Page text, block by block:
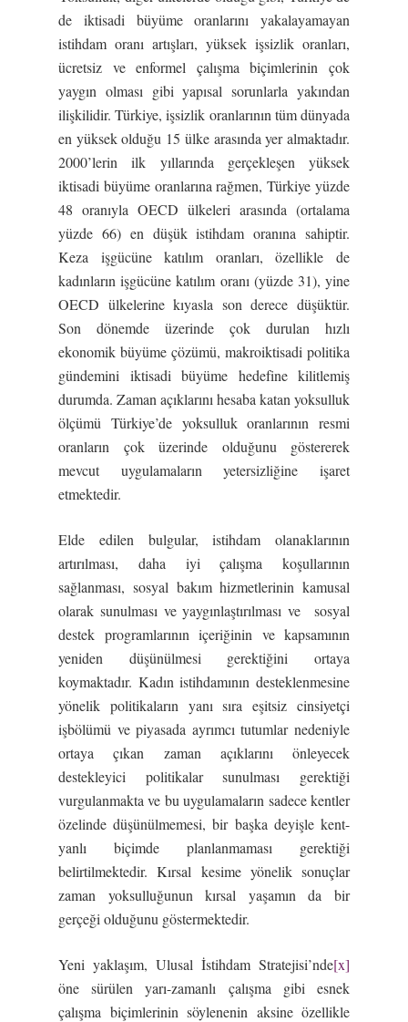
de iktisadi büyüme oranlarını yakalayamayan
istihdam oranı artışları, yüksek işsizlik oranları,
ücretsiz ve enformel çalışma biçimlerinin çok
yaygın olması gibi yapısal sorunlarla yakından
ilişkilidir. Türkiye, işsizlik oranlarının tüm dünyada
en yüksek olduğu 15 ülke arasında yer almaktadır.
2000’lerin ilk yıllarında gerçekleşen yüksek
iktisadi büyüme oranlarına rağmen, Türkiye yüzde
48 oranıyla OECD ülkeleri arasında (ortalama
yüzde 66) en düşük istihdam oranına sahiptir.
Keza işgücüne katılım oranları, özellikle de
kadınların işgücüne katılım oranı (yüzde 31), yine
OECD ülkelerine kıyasla son derece düşüktür.
Son dönemde üzerinde çok durulan hızlı
ekonomik büyüme çözümü, makroiktisadi politika
gündemini iktisadi büyüme hedefine kilitlemiş
durumda. Zaman açıklarını hesaba katan yoksulluk
ölçümü Türkiye’de yoksulluk oranlarının resmi
oranların çok üzerinde olduğunu göstererek
mevcut uygulamaların yetersizliğine işaret
etmektedir.
Elde edilen bulgular, istihdam olanaklarının
artırılması, daha iyi çalışma koşullarının
sağlanması, sosyal bakım hizmetlerinin kamusal
olarak sunulması ve yaygınlaştırılması ve sosyal
destek programlarının içeriğinin ve kapsamının
yeniden düşünülmesi gerektiğini ortaya
koymaktadır. Kadın istihdamının desteklenmesine
yönelik politikaların yanı sıra eşitsiz cinsiyetçi
işbölümü ve piyasada ayrımcı tutumlar nedeniyle
ortaya çıkan zaman açıklarını önleyecek
destekleyici politikalar sunulması gerektiği
vurgulanmakta ve bu uygulamaların sadece kentler
özelinde düşünülmemesi, bir başka deyişle kent-
yanlı biçimde planlanmaması gerektiği
belirtilmektedir. Kırsal kesime yönelik sonuçlar
zaman yoksulluğunun kırsal yaşamın da bir
gerçeği olduğunu göstermektedir.
Yeni yaklaşım, Ulusal İstihdam Stratejisi’nde[x]
öne sürülen yarı-zamanlı çalışma gibi esnek
çalışma biçimlerinin söylenenin aksine özellikle